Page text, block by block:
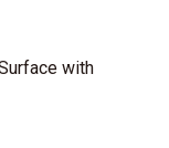
with